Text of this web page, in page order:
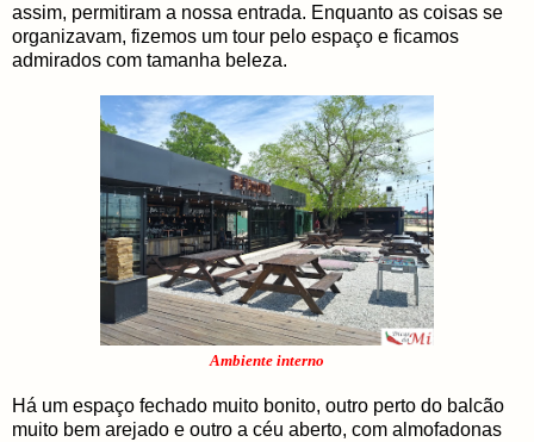
assim, permitiram a nossa entrada. Enquanto as coisas se
organizavam, fizemos um tour pelo espaço e ficamos
admirados com tamanha beleza.
Ambiente interno
Há um espaço fechado muito bonito, outro perto do balcão
muito bem arejado e outro a céu aberto, com almofadonas